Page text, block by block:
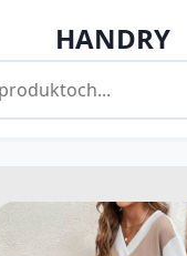
HANDRY